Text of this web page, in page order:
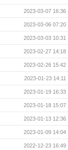
2023-03-07 16:36
2023-03-06 07:20
2023-03-03 10:31
2023-02-27 14:18
2023-02-26 15:42
2023-01-23 14:11
2023-01-19 16:33
2023-01-18 15:07
2023-01-13 12:36
2023-01-09 14:04
2022-12-23 16:49